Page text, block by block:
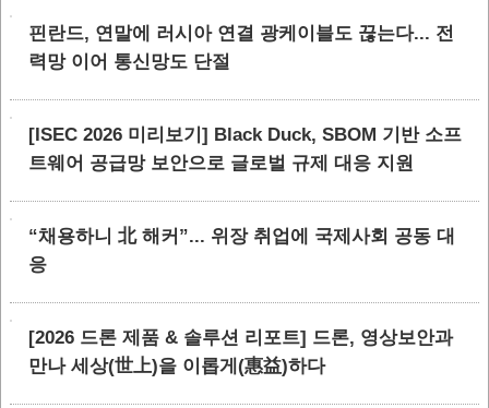
핀란드, 연말에 러시아 연결 광케이블도 끊는다... 전
력망 이어 통신망도 단절
[ISEC 2026 미리보기] Black Duck, SBOM 기반 소프
트웨어 공급망 보안으로 글로벌 규제 대응 지원
“채용하니 北 해커”... 위장 취업에 국제사회 공동 대
응
[2026 드론 제품 & 솔루션 리포트] 드론, 영상보안과
만나 세상(世上)을 이롭게(惠益)하다